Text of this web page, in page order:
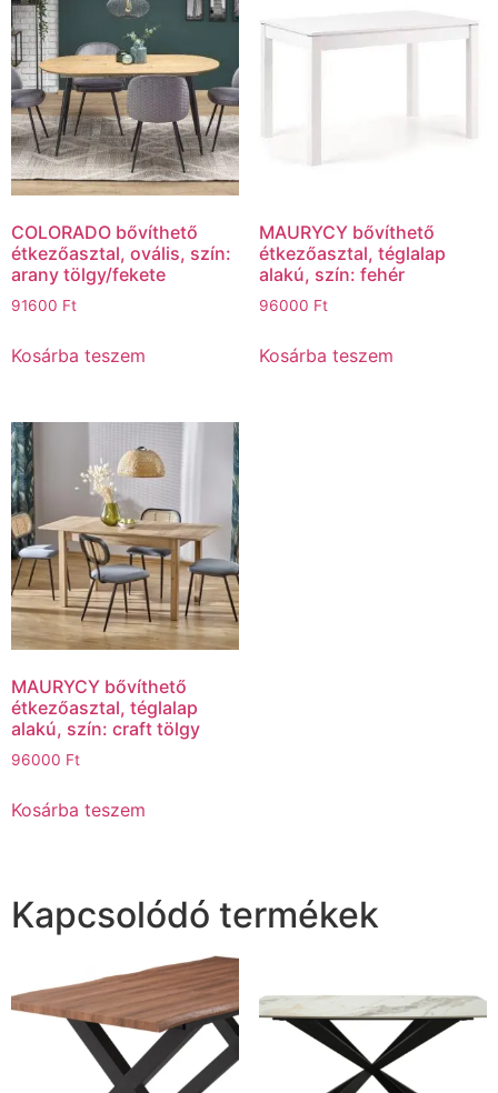
COLORADO bővíthető
étkezőasztal, ovális, szín:
arany tölgy/fekete
91600 Ft
Kosárba teszem
MAURYCY bővíthető
étkezőasztal, téglalap
alakú, szín: fehér
96000 Ft
Kosárba teszem
MAURYCY bővíthető
étkezőasztal, téglalap
alakú, szín: craft tölgy
96000 Ft
Kosárba teszem
Kapcsolódó termékek